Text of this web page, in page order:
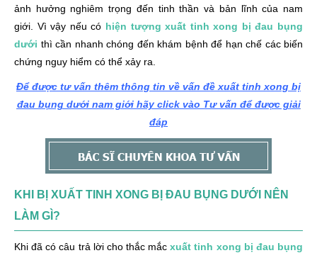
ảnh hưởng nghiêm trọng đến tinh thần và bản lĩnh của nam
giới. Vì vậy nếu có hiện tượng xuất tinh xong bị đau bụng
dưới thì cần nhanh chóng đến khám bệnh để hạn chế các biến
chứng nguy hiểm có thể xảy ra.
Để được tư vấn thêm thông tin về vấn đề xuất tinh xong bị
đau bụng dưới nam giới hãy click vào Tư vấn để được giải
đáp
KHI BỊ XUẤT TINH XONG BỊ ĐAU BỤNG DƯỚI NÊN
LÀM GÌ?
Khi đã có câu trả lời cho thắc mắcxuất tinh xong bị đau bụng